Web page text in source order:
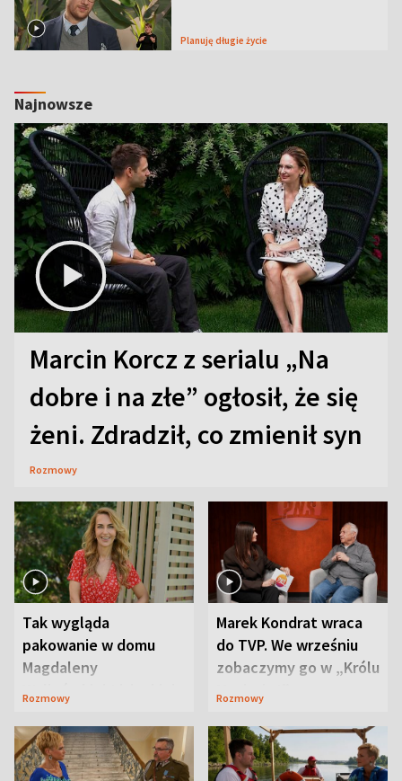
Planuję długie życie
Najnowsze
Marcin Korcz z serialu „Na
dobre i na złe” ogłosił, że się
żeni. Zdradził, co zmienił syn
Rozmowy
Tak wygląda
pakowanie w domu
Magdaleny
Waligórskiej-Lisieckiej.
Rozmowy
Marek Kondrat wraca
do TVP. We wrześniu
zobaczymy go w „Królu
Maciusiu I”
Rozmowy